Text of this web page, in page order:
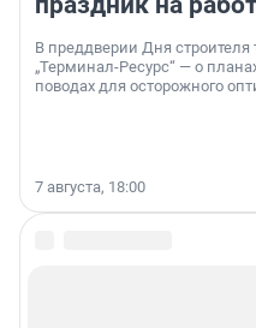
В преддверии Дня
„Терминал-Ресурс“ — о
поводах для осторожного
7 августа, 18:00